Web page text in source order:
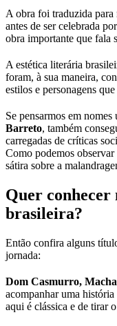
A obra foi traduzida para
antes de ser celebrada
obra importante que fala
A estética literária
foram, à sua maneira,
estilos e personagens
Se pensarmos em
Barreto, também
carregadas de críticas
Como podemos
sátira sobre a
Quer
brasileira?
Então confira alguns
jornada:
Dom Casmurro,
acompanhar uma
aqui é clássica e de tirar